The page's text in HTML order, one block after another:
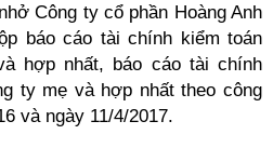
Công ty cổ phần Hoàng Anh
báo cáo tài chính kiểm toán
hợp nhất, báo cáo tài chính
ty mẹ và hợp nhất theo công
và ngày 11/4/2017.